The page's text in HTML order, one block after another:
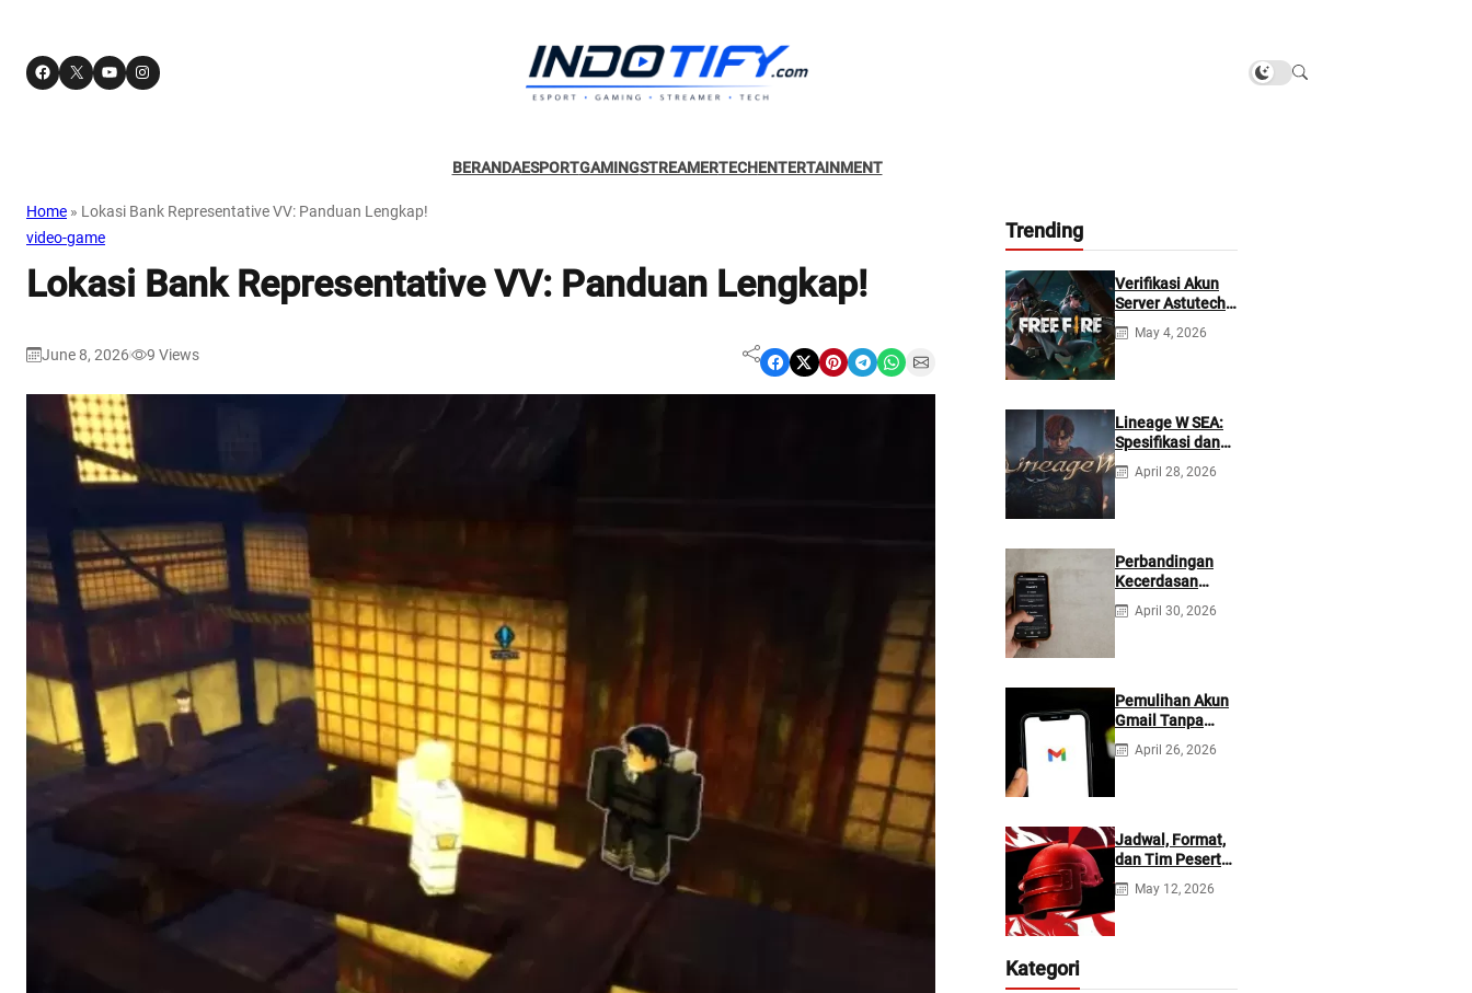
Facebook X YouTube Instagram
BERANDAESPORTGAMINGSTREAMERTECHENTERTAINMENT
Home » Lokasi Bank Representative VV: Panduan Lengkap!
video-game
Lokasi Bank Representative VV: Panduan Lengkap!
June 8, 2026 9 Views Share on Facebook Share on X Share on Pinterest Share on Telegram Share on WhatsApp Share on Email
Trending
Verifikasi Akun
Server Astutech
Free Fire Gratis
May 4, 2026
Lineage W SEA:
Spesifikasi dan
Tanggal Rilis
April 28, 2026
Perbandingan
Kecerdasan
Buatan Claude
dan ChatGPT:
April 30, 2026
Pemulihan Akun
Gmail Tanpa
Kontak
Tambahan
April 26, 2026
Jadwal, Format,
dan Tim Peserta
Main Event PMIO
2026
May 12, 2026
Kategori